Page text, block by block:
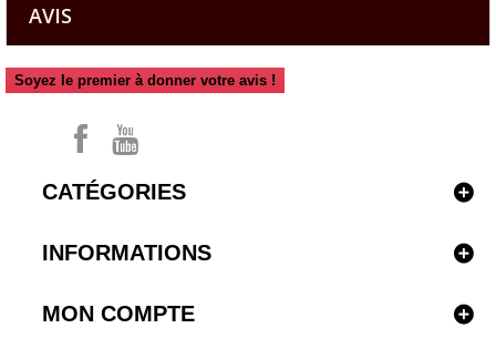
AVIS
Soyez le premier à donner votre avis !
CATÉGORIES
INFORMATIONS
MON COMPTE